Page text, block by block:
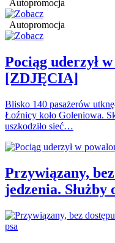
Autopromocja
Autopromocja
Pociąg uderzył
[ZDJĘCIA]
Blisko 140 pasażerów
Łoźnicy koło Goleniowa.
uszkodziło sieć…
Przywiązany,
jedzenia. Służby